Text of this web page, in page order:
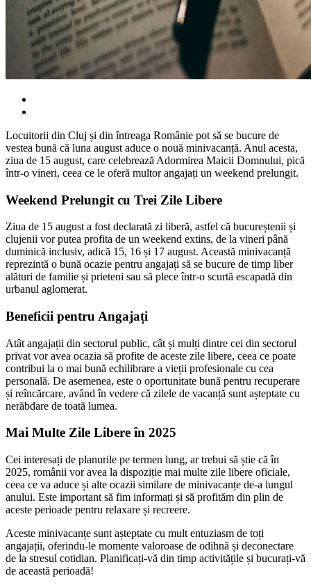
Locuitorii din Cluj și din întreaga Românie pot să se bucure de
vestea bună că luna august aduce o nouă minivacanță. Anul acesta,
ziua de 15 august, care celebrează Adormirea Maicii Domnului, pică
într-o vineri, ceea ce le oferă multor angajați un weekend prelungit.
Weekend Prelungit cu Trei Zile Libere
Ziua de 15 august a fost declarată zi liberă, astfel că bucureștenii și
clujenii vor putea profita de un weekend extins, de la vineri până
duminică inclusiv, adică 15, 16 și 17 august. Această minivacanță
reprezintă o bună ocazie pentru angajați să se bucure de timp liber
alături de familie și prieteni sau să plece într-o scurtă escapadă din
urbanul aglomerat.
Beneficii pentru Angajați
Atât angajații din sectorul public, cât și mulți dintre cei din sectorul
privat vor avea ocazia să profite de aceste zile libere, ceea ce poate
contribui la o mai bună echilibrare a vieții profesionale cu cea
personală. De asemenea, este o oportunitate bună pentru recuperare
și reîncărcare, având în vedere că zilele de vacanță sunt așteptate cu
nerăbdare de toată lumea.
Mai Multe Zile Libere în 2025
Cei interesați de planurile pe termen lung, ar trebui să știe că în
2025, românii vor avea la dispoziție mai multe zile libere oficiale,
ceea ce va aduce și alte ocazii similare de minivacanțe de-a lungul
anului. Este important să fim informați și să profităm din plin de
aceste perioade pentru relaxare și recreere.
Aceste minivacanțe sunt așteptate cu mult entuziasm de toți
angajații, oferindu-le momente valoroase de odihnă și deconectare
de la stresul cotidian. Planificați-vă din timp activitățile și bucurați-vă
de această perioadă!